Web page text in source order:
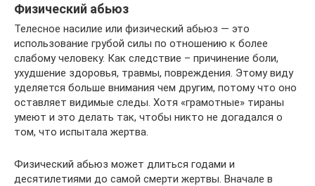
Физический абьюз
Телесное насилие или физический абьюз — это
использование грубой силы по отношению к более
слабому человеку. Как следствие – причинение боли,
ухудшение здоровья, травмы, повреждения. Этому виду
уделяется больше внимания чем другим, потому что оно
оставляет видимые следы. Хотя «грамотные» тираны
умеют и это делать так, чтобы никто не догадался о
том, что испытала жертва.
Физический абьюз может длиться годами и
десятилетиями до самой смерти жертвы. Вначале в